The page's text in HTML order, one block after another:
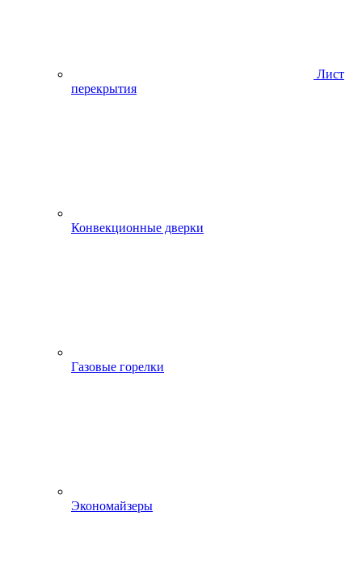
Лист
перекрытия
Конвекционные дверки
Газовые горелки
Экономайзеры